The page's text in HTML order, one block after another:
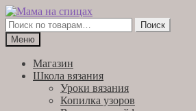
Перейти
к
навигации
Перейти
к
содержимому
Искать:
Поиск
Меню
Магазин
Школа вязания
Уроки вязания
Копилка узоров